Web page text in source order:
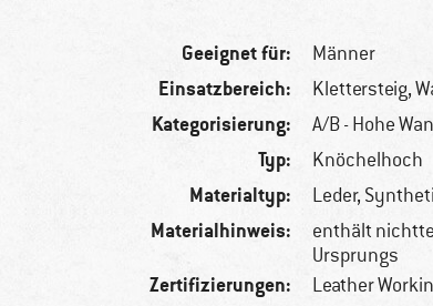
Geeignet für: Männer
Einsatzbereich: Klettersteig,
Kategorisierung: A/B - Hohe
Typ: Knöchelhoch
Materialtyp: Leder,
Materialhinweis:
enthält
Ursprungs
Zertifizierungen: Leather